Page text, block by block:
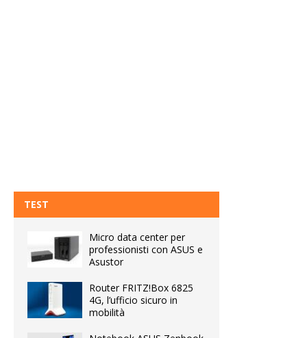
TEST
Micro data center per
professionisti con ASUS e
Asustor
Router FRITZ!Box 6825
4G, l’ufficio sicuro in
mobilità